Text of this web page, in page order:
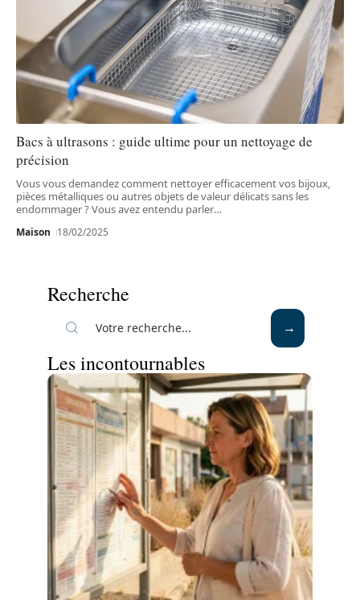
Bacs à ultrasons : guide ultime pour un nettoyage de
précision
Vous vous demandez comment nettoyer efficacement vos bijoux,
pièces métalliques ou autres objets de valeur délicats sans les
endommager ? Vous avez entendu parler…
Maison 18/02/2025
Recherche
Les incontournables